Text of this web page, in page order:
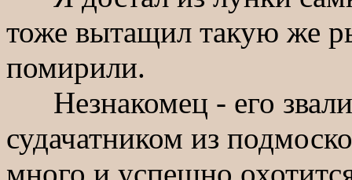
тоже вытащил такую же
помирили.
Незнакомец - его
судачатником из